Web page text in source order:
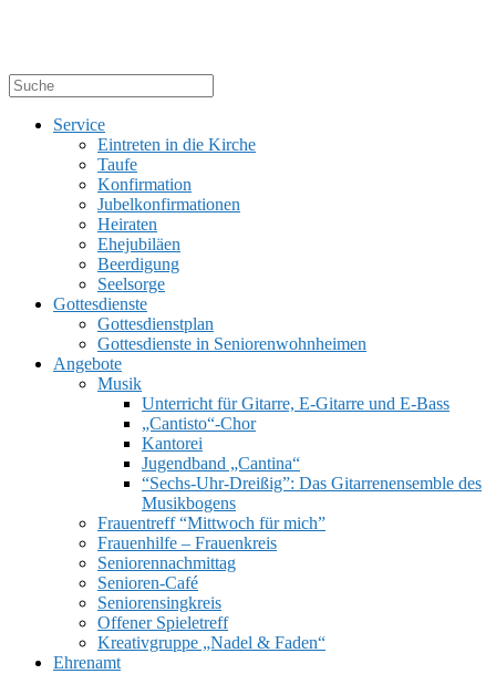
SUCHE
UMSCHALTEN
Service
Eintreten in die Kirche
Taufe
Konfirmation
Jubelkonfirmationen
Heiraten
Ehejubiläen
Beerdigung
Seelsorge
Gottesdienste
Gottesdienstplan
Gottesdienste in Seniorenwohnheimen
Angebote
Musik
Unterricht für Gitarre, E‑Gitarre und E‑Bass
„Cantisto“-Chor
Kantorei
Jugendband „Cantina“
“Sechs-Uhr-Dreißig”: Das Gitarrenensemble des
Musikbogens
Frauentreff “Mittwoch für mich”
Frauenhilfe – Frauenkreis
Seniorennachmittag
Senioren-Café
Seniorensingkreis
Offener Spieletreff
Kreativgruppe „Nadel & Faden“
Ehrenamt